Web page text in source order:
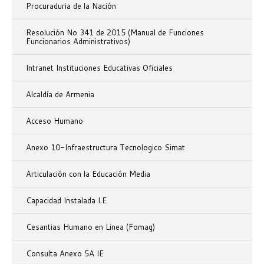
Procuraduria de la Nación
Resolución No 341 de 2015 (Manual de Funciones
Funcionarios Administrativos)
Intranet Instituciones Educativas Oficiales
Alcaldía de Armenia
Acceso Humano
Anexo 10-Infraestructura Tecnologico Simat
Articulación con la Educación Media
Capacidad Instalada I.E
Cesantias Humano en Linea (Fomag)
Consulta Anexo 5A IE